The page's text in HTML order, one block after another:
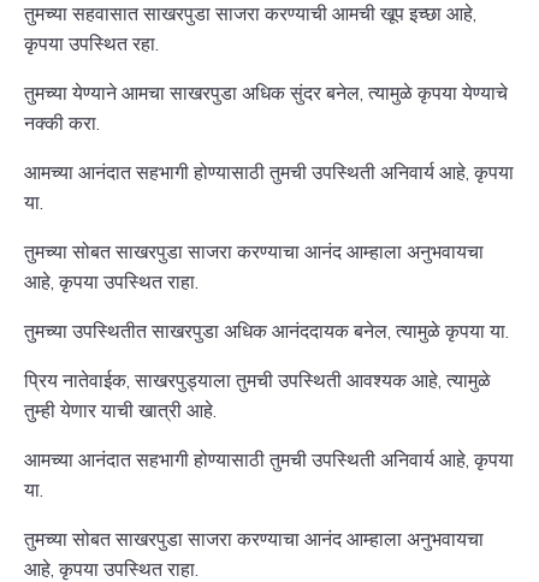
तुमच्या सहवासात साखरपुडा साजरा करण्याची आमची खूप इच्छा आहे,
कृपया उपस्थित रहा.
तुमच्या येण्याने आमचा साखरपुडा अधिक सुंदर बनेल, त्यामुळे कृपया येण्याचे
नक्की करा.
आमच्या आनंदात सहभागी होण्यासाठी तुमची उपस्थिती अनिवार्य आहे, कृपया
या.
तुमच्या सोबत साखरपुडा साजरा करण्याचा आनंद आम्हाला अनुभवायचा
आहे, कृपया उपस्थित राहा.
तुमच्या उपस्थितीत साखरपुडा अधिक आनंददायक बनेल, त्यामुळे कृपया या.
प्रिय नातेवाईक, साखरपुड्याला तुमची उपस्थिती आवश्यक आहे, त्यामुळे
तुम्ही येणार याची खात्री आहे.
आमच्या आनंदात सहभागी होण्यासाठी तुमची उपस्थिती अनिवार्य आहे, कृपया
या.
तुमच्या सोबत साखरपुडा साजरा करण्याचा आनंद आम्हाला अनुभवायचा
आहे, कृपया उपस्थित राहा.